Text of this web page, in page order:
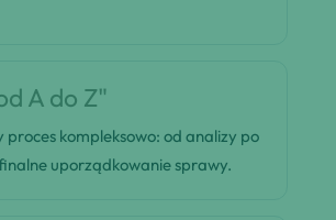
A do Z"
proces kompleksowo: od analizy po
uporządkowanie sprawy.